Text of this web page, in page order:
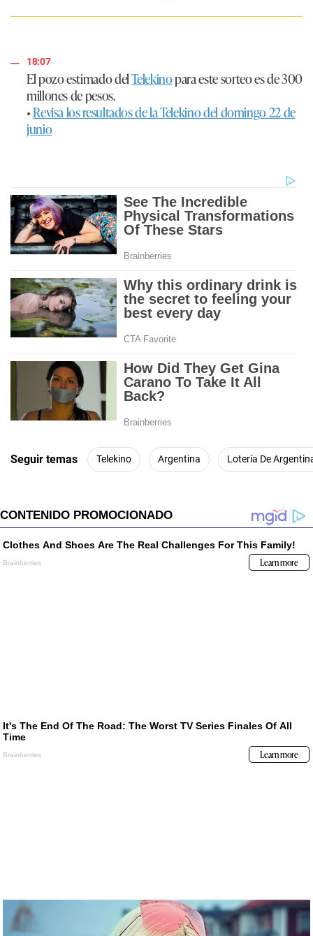
18:07
El pozo estimado delTelekinopara este sorteo es de300
millones de pesos.
•Revisa los resultados de la Telekino del domingo 22 de
junio
Seguir temas Telekino Argentina Lotería De